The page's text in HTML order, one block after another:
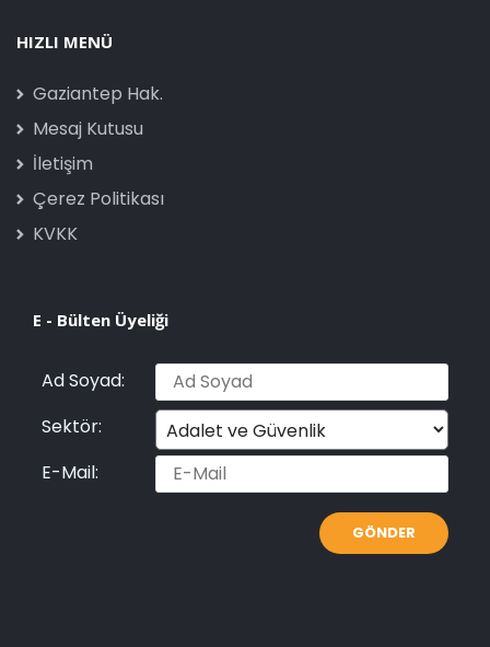
HIZLI MENÜ
Gaziantep Hak.
Mesaj Kutusu
İletişim
Çerez Politikası
KVKK
E - Bülten Üyeliği
Ad Soyad:
Sektör:
E-Mail: